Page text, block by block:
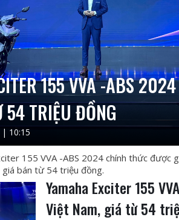
155 VVA -ABS
54 TRIỆU ĐỒNG
| 10:15
155 VVA -ABS 2024 chính thức được
bán từ 54 triệu đồng.
Yamaha Exciter 155
Việt Nam, giá từ 54